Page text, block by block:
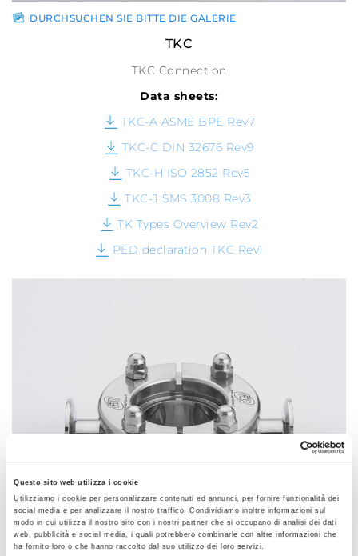
Questo sito web utilizza i cookie
Utilizziamo i cookie per personalizzare contenuti ed annunci, per fornire funzionalità dei
social media e per analizzare il nostro traffico. Condividiamo inoltre informazioni sul
modo in cui utilizza il nostro sito con i nostri partner che si occupano di analisi dei dati
web, pubblicità e social media, i quali potrebbero combinarle con altre informazioni che
ha fornito loro o che hanno raccolto dal suo utilizzo dei loro servizi.
DURCHSUCHEN SIE BITTE DIE GALERIE
TKC
TKC Connection
Data sheets:
TKC-A ASME BPE Rev7
TKC-C DIN 32676 Rev9
TKC-H ISO 2852 Rev5
TKC-J SMS 3008 Rev3
TK Types Overview Rev2
PED declaration TKC Rev1
DURCHSUCHEN SIE BITTE DIE GALERIE